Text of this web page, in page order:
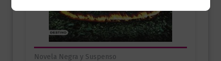
Novela Negra y Suspenso